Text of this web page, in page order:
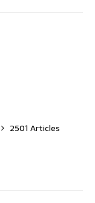
2501 Articles